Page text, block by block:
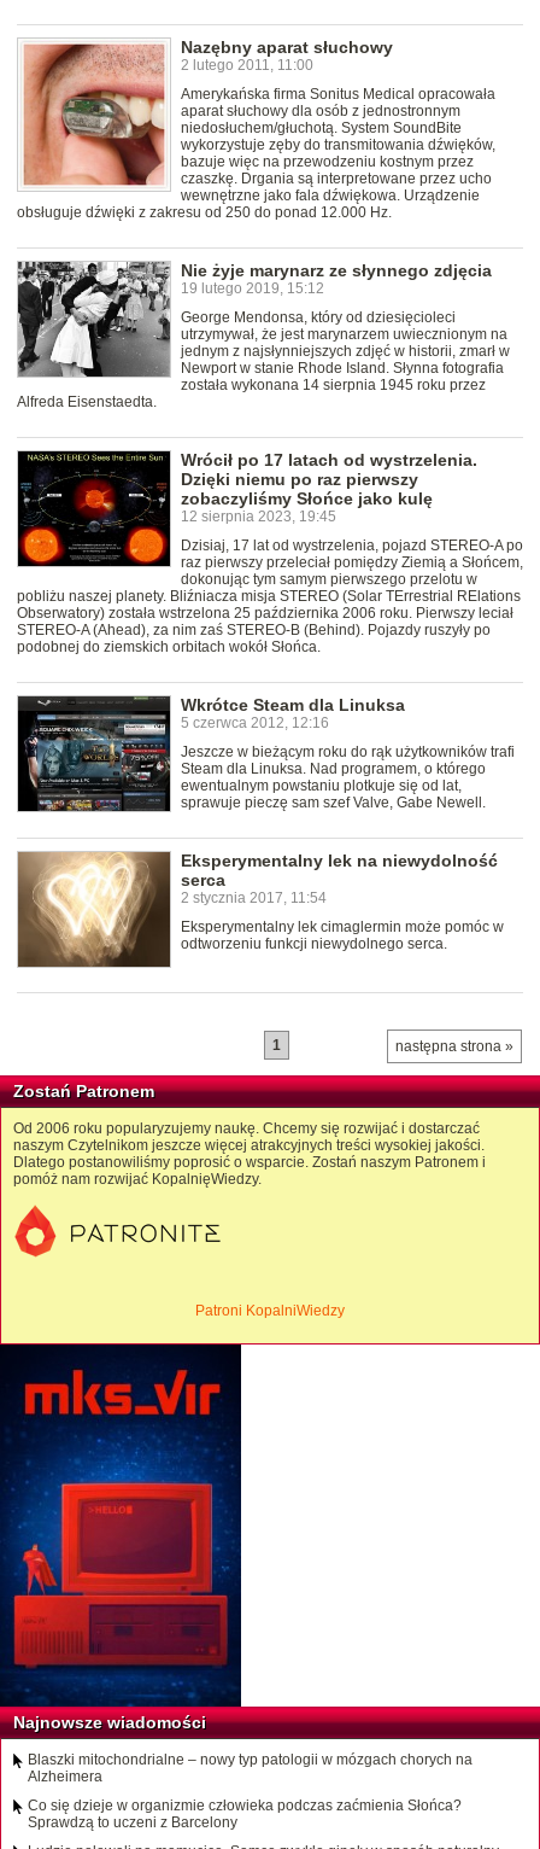
Nazębny aparat słuchowy
2 lutego 2011, 11:00
Amerykańska firma Sonitus Medical opracowała
aparat słuchowy dla osób z jednostronnym
niedosłuchem/głuchotą. System SoundBite
wykorzystuje zęby do transmitowania dźwięków,
bazuje więc na przewodzeniu kostnym przez
czaszkę. Drgania są interpretowane przez ucho
wewnętrzne jako fala dźwiękowa. Urządzenie
obsługuje dźwięki z zakresu od 250 do ponad 12.000 Hz.
Nie żyje marynarz ze słynnego zdjęcia
19 lutego 2019, 15:12
George Mendonsa, który od dziesięcioleci
utrzymywał, że jest marynarzem uwiecznionym na
jednym z najsłynniejszych zdjęć w historii, zmarł w
Newport w stanie Rhode Island. Słynna fotografia
została wykonana 14 sierpnia 1945 roku przez
Alfreda Eisenstaedta.
Wrócił po 17 latach od wystrzelenia.
Dzięki niemu po raz pierwszy
zobaczyliśmy Słońce jako kulę
12 sierpnia 2023, 19:45
Dzisiaj, 17 lat od wystrzelenia, pojazd STEREO-A po
raz pierwszy przeleciał pomiędzy Ziemią a Słońcem,
dokonując tym samym pierwszego przelotu w
pobliżu naszej planety. Bliźniacza misja STEREO (Solar TErrestrial RElations
Obserwatory) została wstrzelona 25 października 2006 roku. Pierwszy leciał
STEREO-A (Ahead), za nim zaś STEREO-B (Behind). Pojazdy ruszyły po
podobnej do ziemskich orbitach wokół Słońca.
Wkrótce Steam dla Linuksa
5 czerwca 2012, 12:16
Jeszcze w bieżącym roku do rąk użytkowników trafi
Steam dla Linuksa. Nad programem, o którego
ewentualnym powstaniu plotkuje się od lat,
sprawuje pieczę sam szef Valve, Gabe Newell.
Eksperymentalny lek na niewydolność
serca
2 stycznia 2017, 11:54
Eksperymentalny lek cimaglermin może pomóc w
odtworzeniu funkcji niewydolnego serca.
następna strona »
1
Zostań Patronem
Od 2006 roku popularyzujemy naukę. Chcemy się rozwijać i dostarczać
naszym Czytelnikom jeszcze więcej atrakcyjnych treści wysokiej jakości.
Dlatego postanowiliśmy poprosić o wsparcie. Zostań naszym Patronem i
pomóż nam rozwijać KopalnięWiedzy.
Patroni KopalniWiedzy
Najnowsze wiadomości
Blaszki mitochondrialne – nowy typ patologii w mózgach chorych na
Alzheimera
Co się dzieje w organizmie człowieka podczas zaćmienia Słońca?
Sprawdzą to uczeni z Barcelony